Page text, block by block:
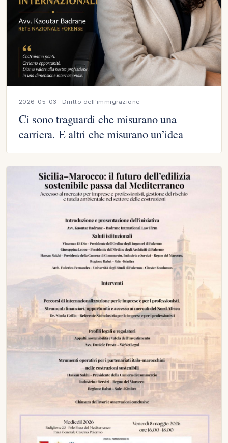
2026-05-03 · Diritto dell'immigrazione
Ci sono traguardi che misurano una
carriera. E altri che misurano un’idea